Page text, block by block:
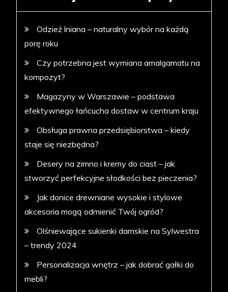
Odzież lniana – naturalny wybór na każdą
porę roku
Czy potrzebna jest wymiana amalgamatu na
kompozyt?
Magazyny w Warszawie – podstawa
efektywnego łańcucha dostaw w centrum kraju
Obsługa prawna przedsiębiorstwa – kiedy
staje się niezbędna?
Desery na zimno i kremy do ciast – jak
stworzyć perfekcyjne słodkości bez pieczenia?
Jak donice drewniane wysokie i stylowe
akcesoria mogą odmienić Twój ogród?
Olśniewające sukienki damskie na Sylwestra
– trendy 2024
Personalizacja wnętrz – jak dobrać gałki do
mebli?